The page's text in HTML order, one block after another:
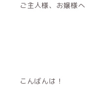
ご主人様、お嬢様へ
こんばんは！